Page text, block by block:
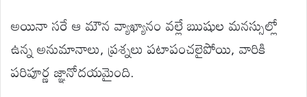
అయినా సరే ఆ మౌన వ్యాఖ్యానం వల్లే ఋషుల మనస్సుల్లో
ఉన్న అనుమానాలు, ప్రశ్నలు పటాపంచలైపోయి, వారికి
పరిపూర్ణ జ్ఞానోదయమైంది.